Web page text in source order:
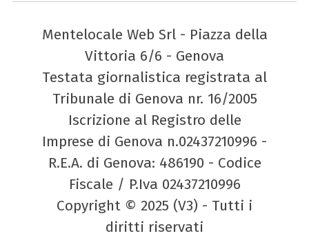
Mentelocale Web Srl - Piazza della
Vittoria 6/6 - Genova
Testata giornalistica registrata al
Tribunale di Genova nr. 16/2005
Iscrizione al Registro delle
Imprese di Genova n.02437210996 -
R.E.A. di Genova: 486190 - Codice
Fiscale / P.Iva 02437210996
Copyright © 2025 (V3) - Tutti i
diritti riservati